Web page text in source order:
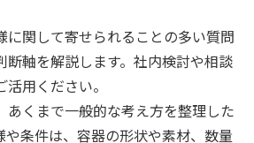
に関して寄せられることの多い質問
断軸を解説します。社内検討や相談
用ください。
あくまで一般的な考え方を整理した
や条件は、容器の形状や素材、数量